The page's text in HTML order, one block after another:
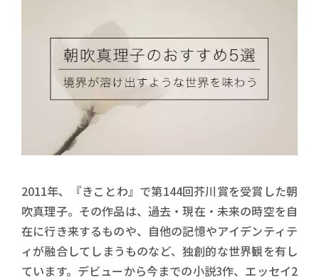
2011年、『きことわ』で第144回芥川賞を受賞した朝
吹真理子。その作品は、過去・現在・未来の時空を自
在に行き来するものや、自他の記憶やアイデンティテ
ィが融合してしまうものなど、独創的な世界観を有し
ています。デビューから今までの小説3作、エッセイ2